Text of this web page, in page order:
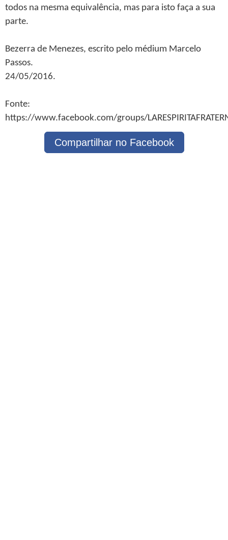
todos na mesma equivalência, mas para isto faça a sua
parte.
Bezerra de Menezes, escrito pelo médium Marcelo
Passos.
24/05/2016.
Fonte:
https://www.facebook.com/groups/
Compartilhar no Facebook